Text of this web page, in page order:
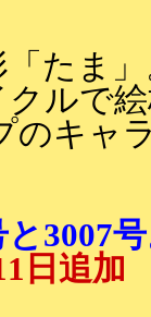
「たま
クルで
のキャ
と
日追加